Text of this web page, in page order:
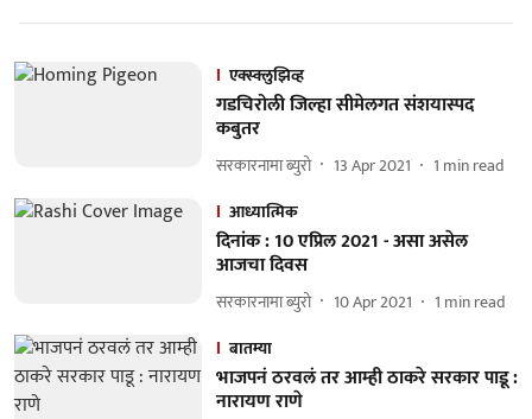
एक्स्क्लुझिव्ह
गडचिरोली जिल्हा सीमेलगत संशयास्पद
कबुतर
सरकारनामा ब्युरो 13 Apr 2021 1 min read
आध्यात्मिक
दिनांक : 10 एप्रिल 2021 - असा असेल
आजचा दिवस
सरकारनामा ब्युरो 10 Apr 2021 1 min read
बातम्या
भाजपनं ठरवलं तर आम्ही ठाकरे सरकार पाडू :
नारायण राणे